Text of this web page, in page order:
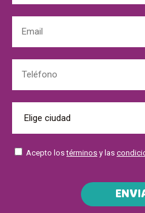
Acepto lostérminos y las